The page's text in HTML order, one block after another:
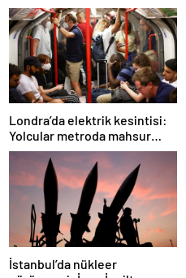
Londra’da elektrik kesintisi:
Yolcular metroda mahsur
kaldı
İstanbul’da nükleer